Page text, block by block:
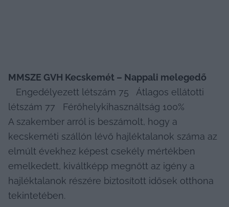
MMSZE GVH Kecskemét – Nappali melegedő
létszám 77   Férőhelykihasználtság 100%
A szakember arról is beszámolt, hogy a
kecskeméti szállón lévő hajléktalanok száma az
elmúlt évekhez képest csekély mértékben
emelkedett, kiváltképp megnőtt az igény a
hajléktalanok részére biztosított idősek otthona
tekintetében.